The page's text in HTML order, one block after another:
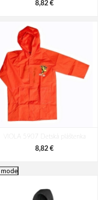
8,82 €
VIOLA 5907 Detská pláštenka
8,82 €